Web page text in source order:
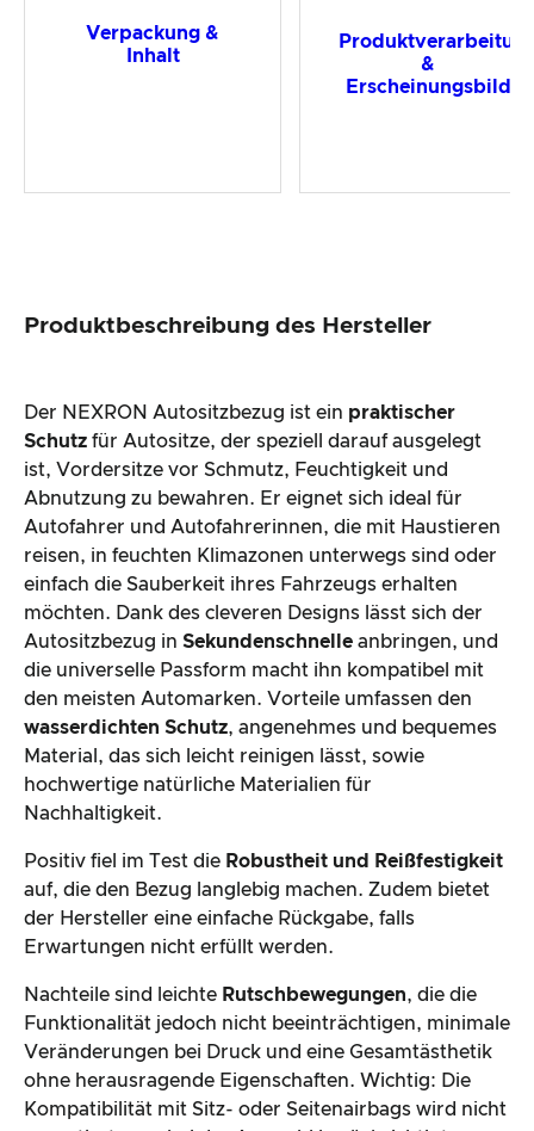
Verpackung &
Inhalt
&
Erscheinungsbild
Produktbeschreibung des Hersteller
Der NEXRON Autositzbezug ist ein praktischer
Schutz für Autositze, der speziell darauf ausgelegt
ist, Vordersitze vor Schmutz, Feuchtigkeit und
Abnutzung zu bewahren. Er eignet sich ideal für
Autofahrer und Autofahrerinnen, die mit Haustieren
reisen, in feuchten Klimazonen unterwegs sind oder
einfach die Sauberkeit ihres Fahrzeugs erhalten
möchten. Dank des cleveren Designs lässt sich der
Autositzbezug in Sekundenschnelle anbringen, und
die universelle Passform macht ihn kompatibel mit
den meisten Automarken. Vorteile umfassen den
wasserdichten Schutz, angenehmes und bequemes
Material, das sich leicht reinigen lässt, sowie
hochwertige natürliche Materialien für
Nachhaltigkeit.
Positiv fiel im Test die Robustheit und Reißfestigkeit
auf, die den Bezug langlebig machen. Zudem bietet
der Hersteller eine einfache Rückgabe, falls
Erwartungen nicht erfüllt werden.
Nachteile sind leichte Rutschbewegungen, die die
Funktionalität jedoch nicht beeinträchtigen, minimale
Veränderungen bei Druck und eine Gesamtästhetik
ohne herausragende Eigenschaften. Wichtig: Die
Kompatibilität mit Sitz- oder Seitenairbags wird nicht